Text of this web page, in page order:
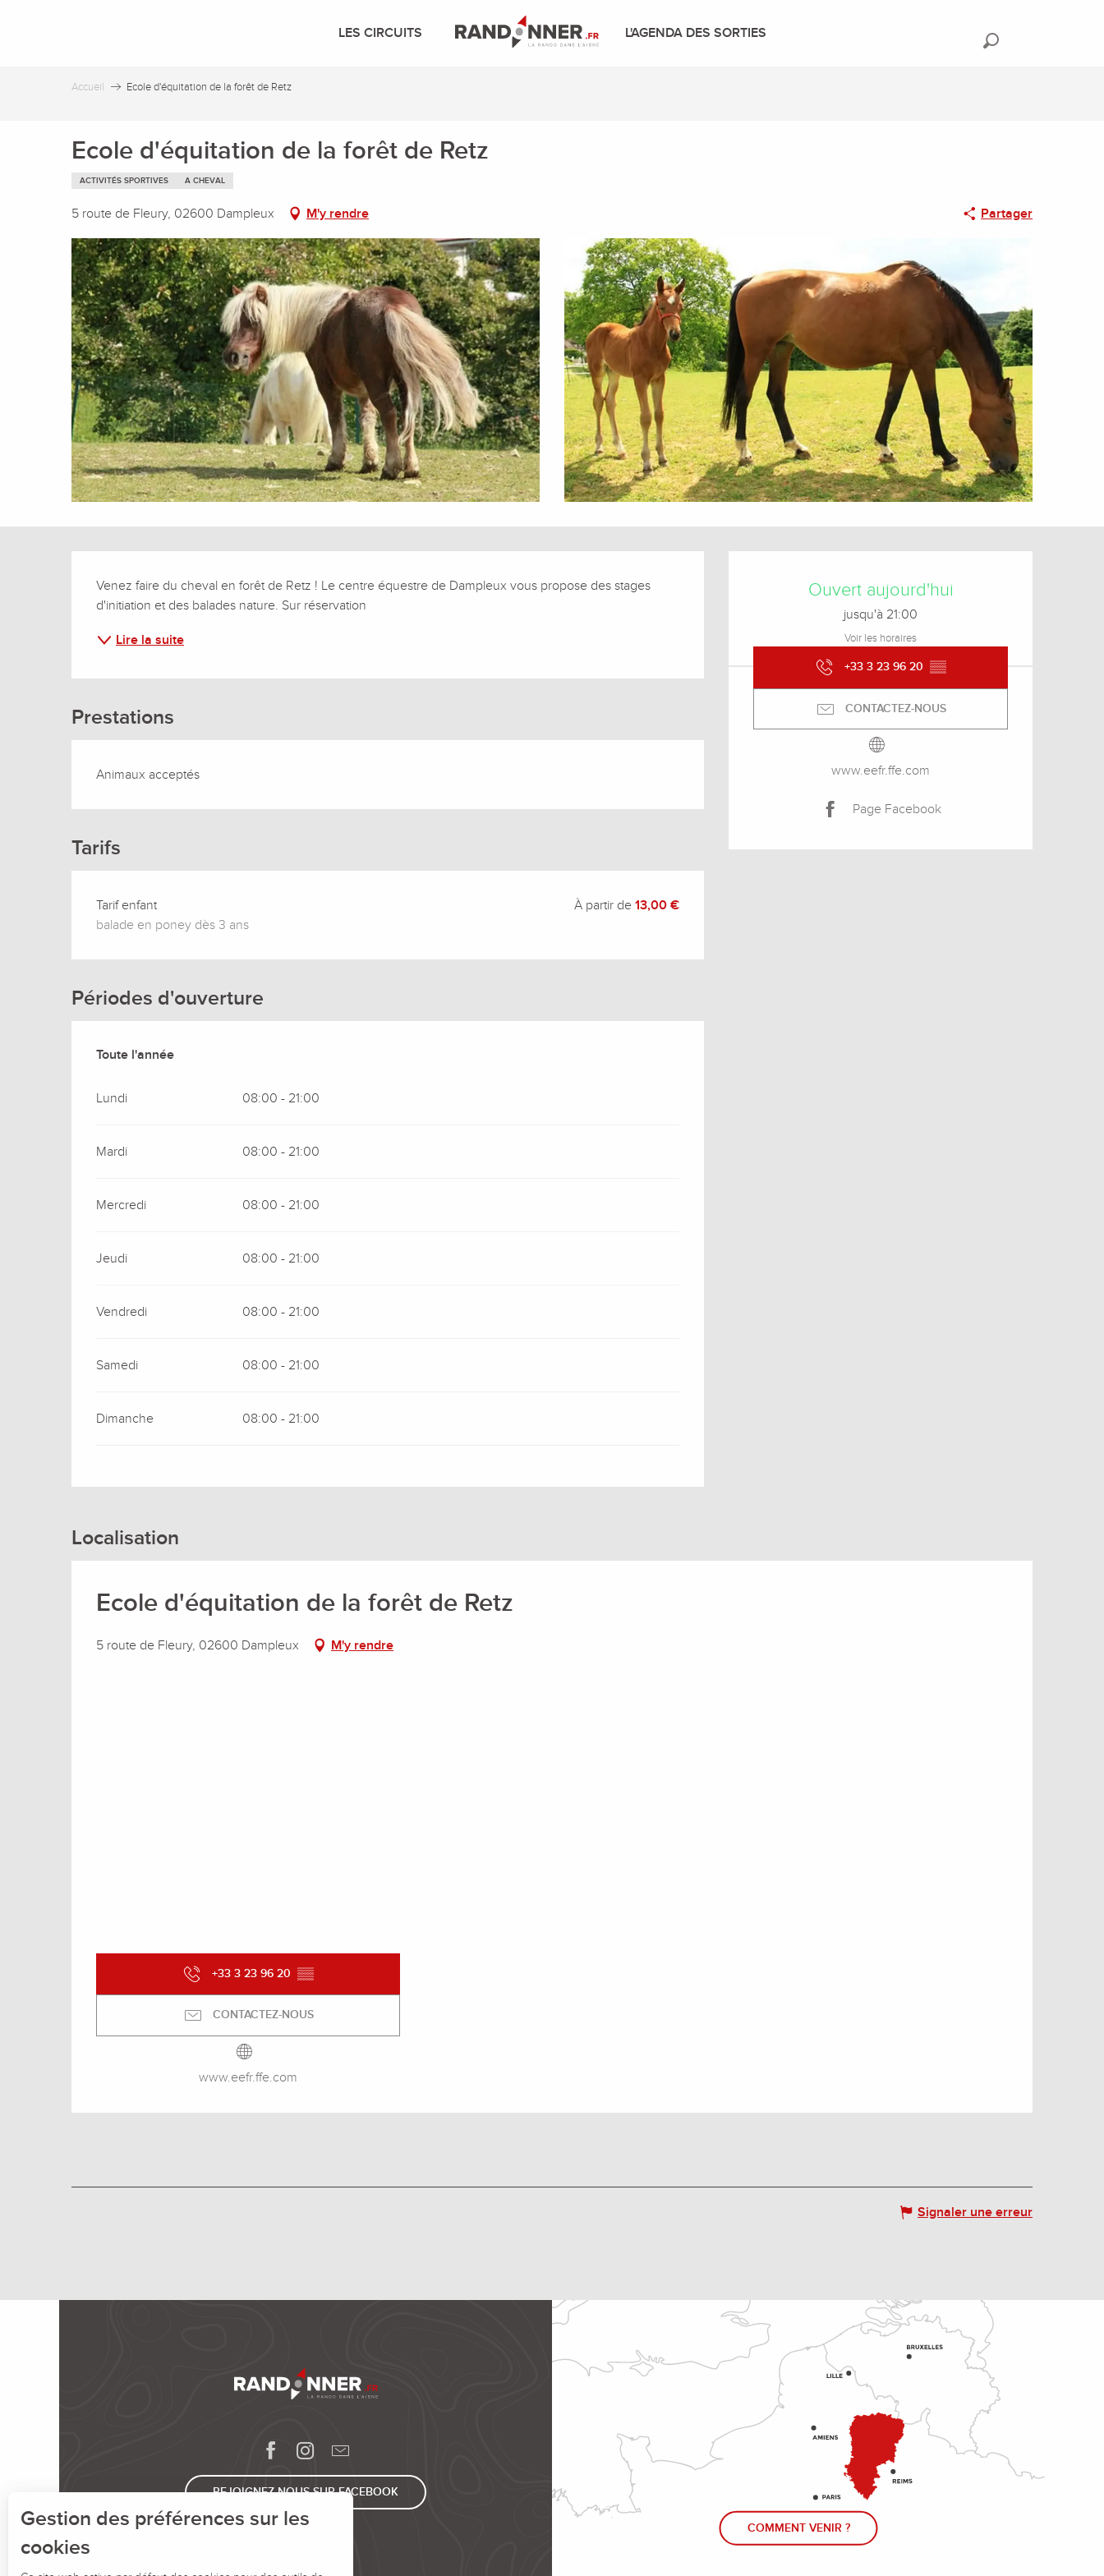
LES CIRCUITS L'AGENDA DES SORTIES
Accueil Ecole d'équitation de la forêt de Retz
Ecole d'équitation de la forêt de Retz
ACTIVITÉS SPORTIVES A CHEVAL
5 route de Fleury, 02600 Dampleux M'y rendre Partager
Ouverture et
Ouvert aujourd'hui
jusqu'à 21:00
Voir les horaires
+33 3 23 96 20 ▒▒
CONTACTEZ-NOUS
www.eefr.ffe.com
Page Facebook
Description
Venez faire du cheval en forêt de Retz ! Le centre équestre de Dampleux vous propose des stages
d'initiation et des balades nature. Sur réservation
Lire la suite
Prestations
Animaux acceptés
Tarifs
Tarif enfant
balade en poney dès 3 ans
À partir de13,00 €
Périodes d'ouverture
Toute l'année
Toute l'année
Lundi 08:00 - 21:00
Mardi 08:00 - 21:00
Mercredi 08:00 - 21:00
Jeudi 08:00 - 21:00
Vendredi 08:00 - 21:00
Samedi 08:00 - 21:00
Dimanche 08:00 - 21:00
Localisation
Ecole d'équitation de la forêt de Retz
5 route de Fleury, 02600 Dampleux M'y rendre
+33 3 23 96 20 ▒▒
CONTACTEZ-NOUS
www.eefr.ffe.com
Signaler une erreur
REJOIGNEZ-NOUS SUR FACEBOOK
COMMENT VENIR ?
Gestion des préférences sur les
cookies